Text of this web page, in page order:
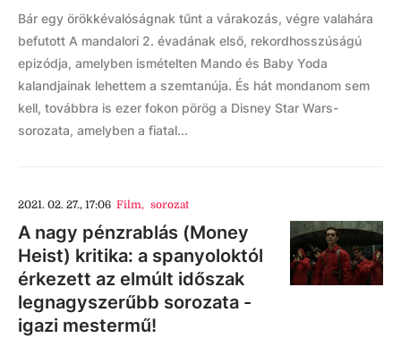
Bár egy örökkévalóságnak tűnt a várakozás, végre valahára
befutott A mandalori 2. évadának első, rekordhosszúságú
epizódja, amelyben ismételten Mando és Baby Yoda
kalandjainak lehettem a szemtanúja. És hát mondanom sem
kell, továbbra is ezer fokon pörög a Disney Star Wars-
sorozata, amelyben a fiatal...
2021. 02. 27., 17:06 Film, sorozat
A nagy pénzrablás (Money
Heist) kritika: a spanyoloktól
érkezett az elmúlt időszak
legnagyszerűbb sorozata -
igazi mestermű!